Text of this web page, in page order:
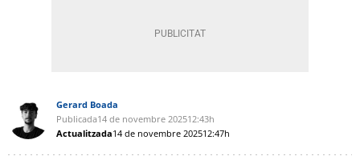
Gerard Boada
Publicada14 de novembre 202512:43h
Actualitzada14 de novembre 202512:47h